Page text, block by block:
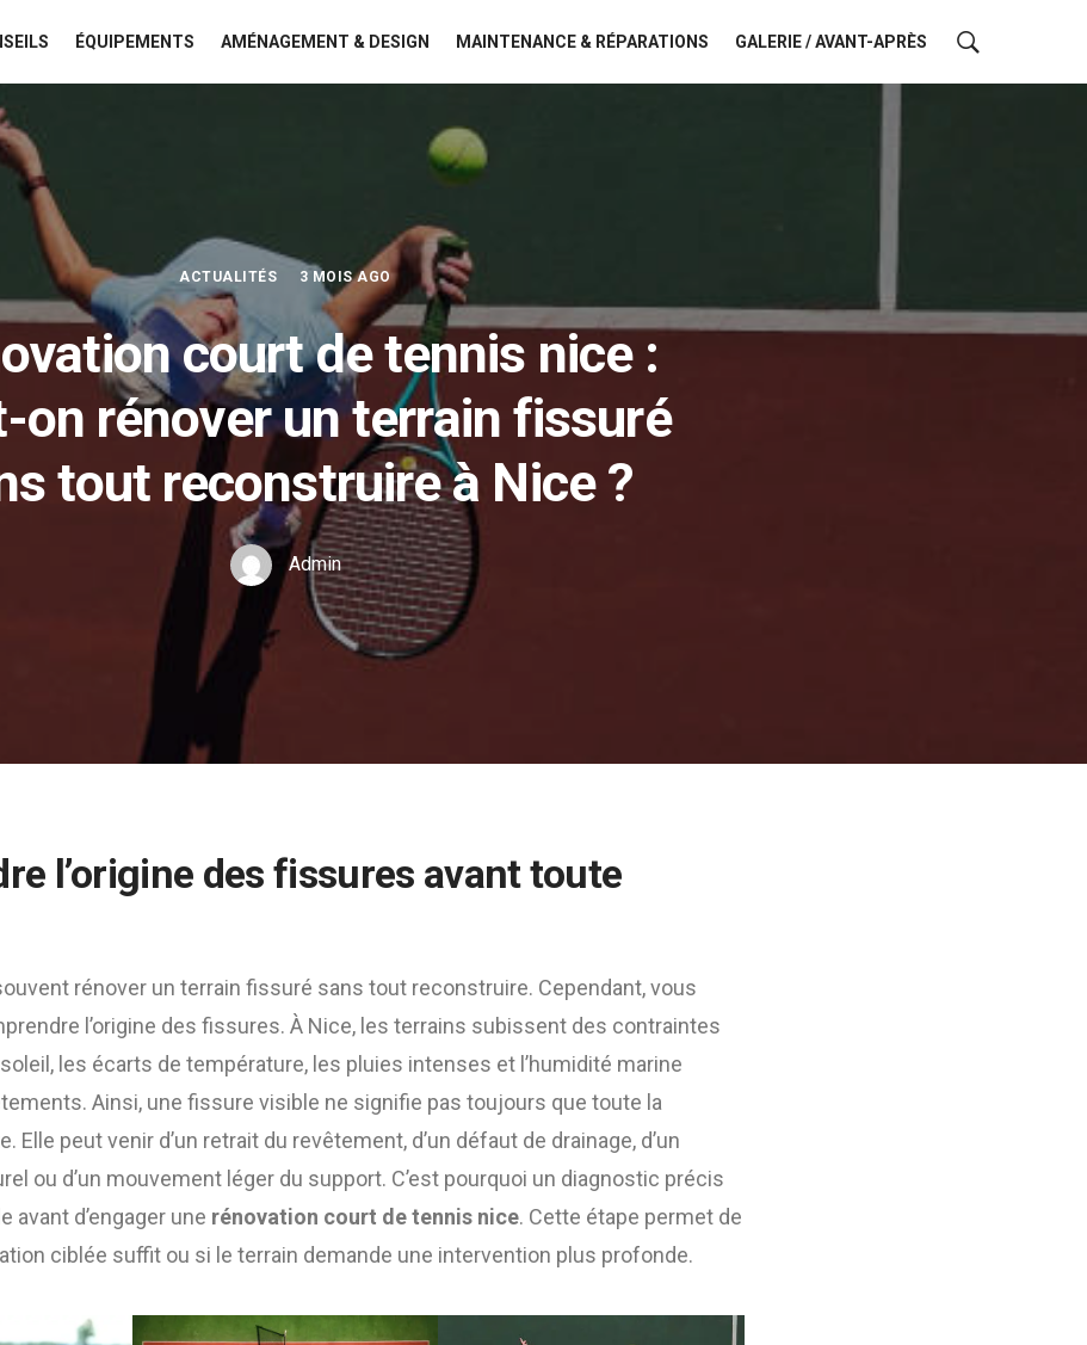
ÉQUIPEMENTS AMÉNAGEMENT & DESIGN MAINTENANCE & RÉPARATIONS GALERIE / AVANT-APRÈS
ACTUALITÉS 3 MOIS AGO
court de tennis nice :
on rénover un terrain fissuré
tout reconstruire à Nice ?
Admin
l’origine des fissures avant toute
rénover un terrain fissuré sans tout reconstruire. Cependant, vous
l’origine des fissures. À Nice, les terrains subissent des contraintes
les écarts de température, les pluies intenses et l’humidité marine
Ainsi, une fissure visible ne signifie pas toujours que toute la
Elle peut venir d’un retrait du revêtement, d’un défaut de drainage, d’un
ou d’un mouvement léger du support. C’est pourquoi un diagnostic précis
avant d’engager une rénovation court de tennis nice. Cette étape permet de
ciblée suffit ou si le terrain demande une intervention plus profonde.